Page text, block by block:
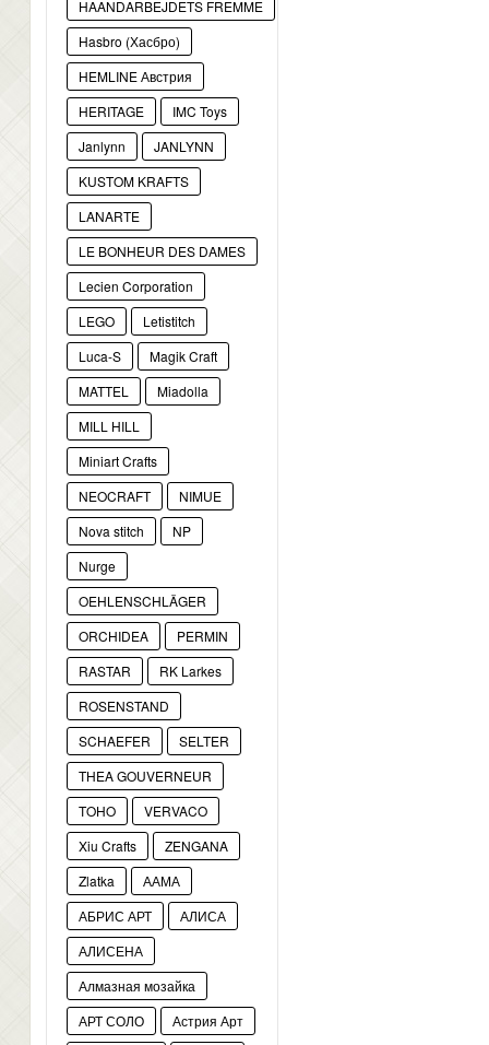
HAANDARBEJDETS FREMME
Hasbro (Хасбро)
HEMLINE Австрия
HERITAGE
IMC Toys
Janlynn
JANLYNN
KUSTOM KRAFTS
LANARTE
LE BONHEUR DES DAMES
Lecien Corporation
LEGO
Letistitch
Luca-S
Magik Craft
MATTEL
Miadolla
MILL HILL
Miniart Crafts
NEOCRAFT
NIMUE
Nova stitch
NP
Nurge
OEHLENSCHLÄGER
ORCHIDEA
PERMIN
RASTAR
RK Larkes
ROSENSTAND
SCHAEFER
SELTER
THEA GOUVERNEUR
TOHO
VERVACO
Xiu Crafts
ZENGANA
Zlatka
ААМА
АБРИС АРТ
АЛИСА
АЛИСЕНА
Алмазная мозайка
АРТ СОЛО
Астрия Арт